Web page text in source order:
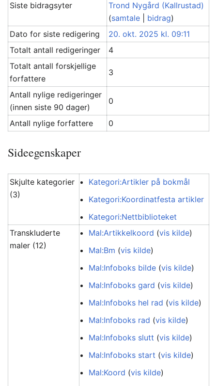
Siste bidragsyter
Trond Nygård (Kallrustad)
(samtale bidrag)
Dato for siste redigering
20. okt. 2025 kl. 09:11
Totalt antall redigeringer
4
Totalt antall forskjellige
forfattere
3
Antall nylige redigeringer
(innen siste 90 dager)
0
Antall nylige forfattere 0
Sideegenskaper
Skjulte kategorier
(3)
Kategori:Artikler på bokmål
Kategori:Koordinatfesta artikler
Kategori:Nettbiblioteket
Transkluderte
maler (12)
Mal:Artikkelkoord (vis kilde)
Mal:Bm (vis kilde)
Mal:Infoboks bilde (vis kilde)
Mal:Infoboks gard (vis kilde)
Mal:Infoboks hel rad (vis kilde)
Mal:Infoboks rad (vis kilde)
Mal:Infoboks slutt (vis kilde)
Mal:Infoboks start (vis kilde)
Mal:Koord (vis kilde)